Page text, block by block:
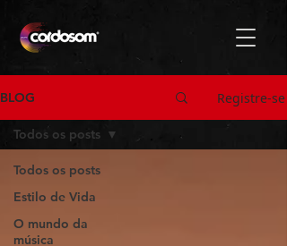
BLOG Registre-se
Todos os posts
Estilo de Vida
O mundo da
música
Todos os posts